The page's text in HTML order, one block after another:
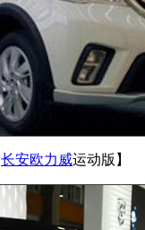
长安欧力威运动版】